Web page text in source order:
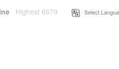
Highest 6679 Select